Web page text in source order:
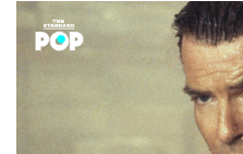
ยุคทักษิณ ชินวัตร ซึ่งดำรงตำ
2544-2549 ส่งผลให้นายทหา
ที่ 2 รักษาพระองค์หรือบูรพา
วงษ์สุวรรณ, พลเอก อนุพงษ์ เ
จันทร์โอชา ได้รับแต่งตั้งให้ด
ทุกๆ ปี เช่น ผู้บัญชาการทหาร